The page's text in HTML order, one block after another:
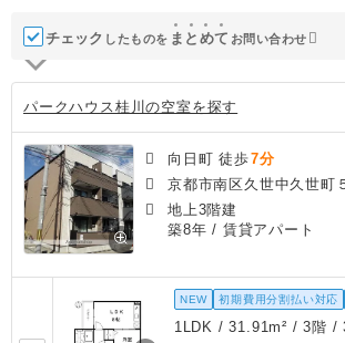
チェック したものを ま と めて お問い合わせ
パークハウス桂川の空室を探す
向日町 徒歩7分
京都市南区久世中久世町
地上3階建
築8年 / 賃貸アパート
NEW 初期費用分割払い対応
1LDK / 31.91m² / 3階 /